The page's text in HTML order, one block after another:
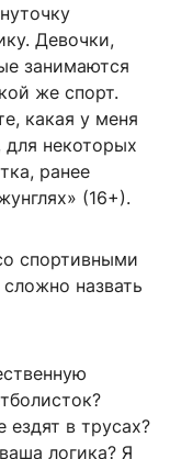
Девочки,
занимаются
же спорт.
какая у меня
для некоторых
ранее
(16+).
спортивными
назвать
в трусах?
логика? Я